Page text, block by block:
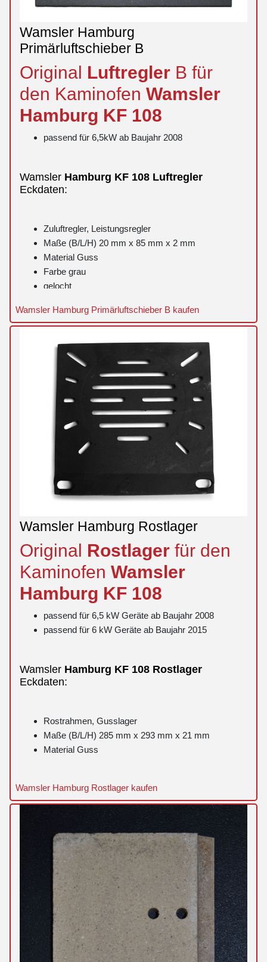
Wamsler Hamburg
Primärluftschieber B
Original Luftregler B für
den Kaminofen Wamsler
Hamburg KF 108
passend für 6,5kW ab Baujahr 2008
Wamsler Hamburg KF 108 Luftregler
Eckdaten:
Zuluftregler, Leistungsregler
Maße (B/L/H) 20 mm x 85 mm x 2 mm
Material Guss
Farbe grau
gelocht
Wamsler Hamburg Primärluftschieber B kaufen
Wamsler Hamburg Rostlager
Original Rostlager für den
Kaminofen Wamsler
Hamburg KF 108
passend für 6,5 kW Geräte ab Baujahr 2008
passend für 6 kW Geräte ab Baujahr 2015
Wamsler Hamburg KF 108 Rostlager
Eckdaten:
Rostrahmen, Gusslager
Maße (B/L/H) 285 mm x 293 mm x 21 mm
Material Guss
Wamsler Hamburg Rostlager kaufen